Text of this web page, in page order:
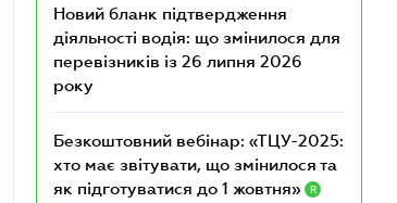
Новий бланк підтвердження
діяльності водія: що змінилося для
перевізників із 26 липня 2026
року
Безкоштовний вебінар: «ТЦУ-2025:
хто має звітувати, що змінилося та
як підготуватися до 1 жовтня»
R